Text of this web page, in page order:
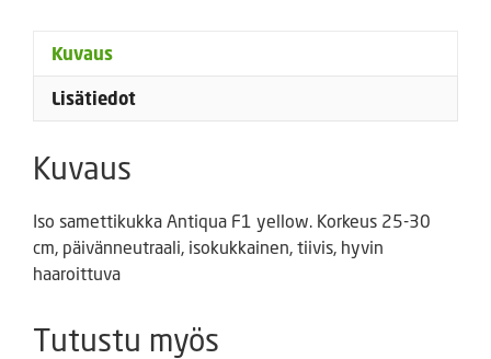
Kuvaus
Lisätiedot
Kuvaus
Iso samettikukka Antiqua F1 yellow. Korkeus 25-30
cm, päivänneutraali, isokukkainen, tiivis, hyvin
haaroittuva
Tutustu myös